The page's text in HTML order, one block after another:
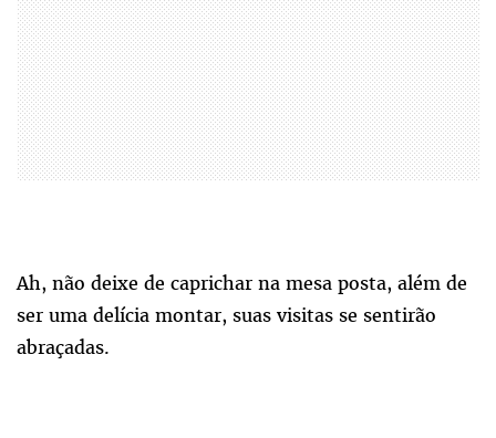
Ah, não deixe de caprichar na mesa posta, além de
ser uma delícia montar, suas visitas se sentirão
abraçadas.